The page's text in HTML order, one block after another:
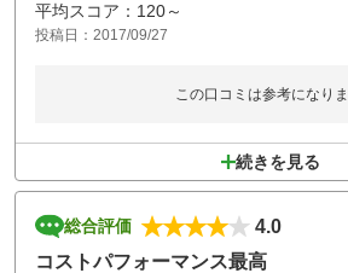
平均スコア：120～
投稿日：2017/09/27
この口コミは参考になり
続きを見る
総合評価
4.0
コストパフォーマンス最高